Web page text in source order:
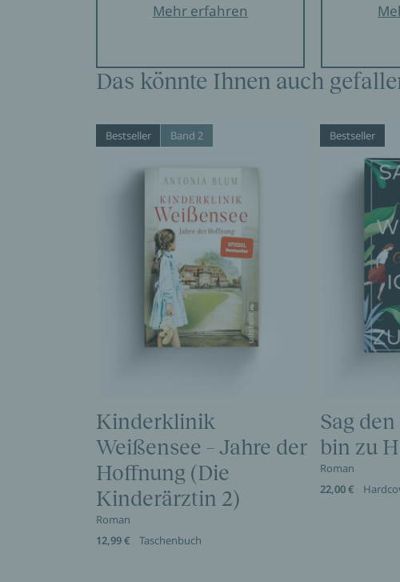
Mehr erfahren
Das könnte Ihnen auch
Bestseller Band 2
Kinderklinik
Weißensee – Jahre der
Hoffnung (Die
Kinderärztin 2)
Roman
12,99 €
Taschenbuch
Bestseller
Sag
bin zu
Roman
22,00 €